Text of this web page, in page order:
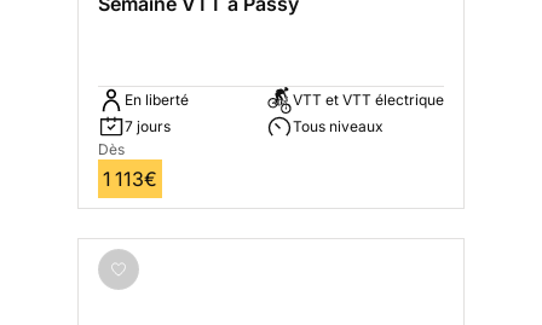
En liberté
7 jours
VTT et VTT électrique
Tous niveaux
Dès
1 113€